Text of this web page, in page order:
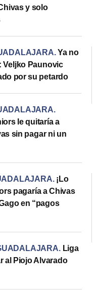
y solo
. Ya no
Veljko Paunovic
por su petardo
.
le quitaría a
sin pagar ni un
. ¡Lo
pagaría a Chivas
en “pagos
. Liga
al Piojo Alvarado